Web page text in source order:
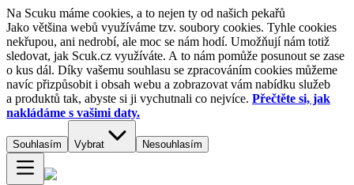
Na Scuku máme cookies, a to nejen ty od našich pekařů
Jako většina webů využíváme tzv. soubory cookies. Tyhle cookies
nekřupou, ani nedrobí, ale moc se nám hodí. Umožňují nám totiž
sledovat, jak Scuk.cz využíváte. A to nám pomůže posunout se zase
o kus dál. Díky vašemu souhlasu se zpracováním cookies můžeme
navíc přizpůsobit i obsah webu a zobrazovat vám nabídku služeb
a produktů tak, abyste si ji vychutnali co nejvíce. Přečtěte si, jak
nakládáme s vašimi daty.
Souhlasím Vybrat Nesouhlasím